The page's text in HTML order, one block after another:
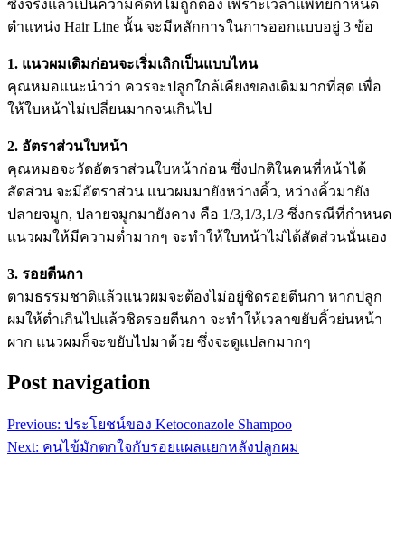
ซึ่งจริงแล้วเป็นความคิดที่ไม่ถูกต้อง เพราะเวลาแพทย์กำหนด
ตำแหน่ง Hair Line นั้น จะมีหลักการในการออกแบบอยู่ 3 ข้อ
1. แนวผมเดิมก่อนจะเริ่มเถิกเป็นแบบไหน
คุณหมอแนะนำว่า ควรจะปลูกใกล้เคียงของเดิมมากที่สุด เพื่อ
ให้ใบหน้าไม่เปลี่ยนมากจนเกินไป
2. อัตราส่วนใบหน้า
คุณหมอจะวัดอัตราส่วนใบหน้าก่อน ซึ่งปกติในคนที่หน้าได้
สัดส่วน จะมีอัตราส่วน แนวผมมายังหว่างคิ้ว, หว่างคิ้วมายัง
ปลายจมูก, ปลายจมูกมายังคาง คือ 1/3,1/3,1/3 ซึ่งกรณีที่กำหนด
แนวผมให้มีความต่ำมากๆ จะทำให้ใบหน้าไม่ได้สัดส่วนนั่นเอง
3. รอยตีนกา
ตามธรรมชาติแล้วแนวผมจะต้องไม่อยู่ชิดรอยตีนกา หากปลูก
ผมให้ต่ำเกินไปแล้วชิดรอยตีนกา จะทำให้เวลาขยับคิ้วย่นหน้า
ผาก แนวผมก็จะขยับไปมาด้วย ซึ่งจะดูแปลกมากๆ
Post navigation
Previous: ประโยชน์ของ Ketoconazole Shampoo
Next: คนไข้มักตกใจกับรอยแผลแยกหลังปลูกผม